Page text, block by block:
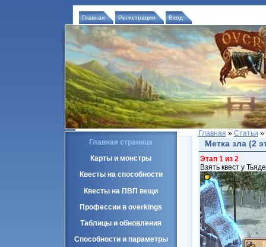
Главная Регистрация Вход
Главная страница
Карты и монстры
Квесты на способности
Квесты на ПВП вещи
Профессии в overkings
Таблицы и обновления
Способности и параметры
Главная » Статьи »
Метка зла (2
Этап 1 из 2
Взять квест у